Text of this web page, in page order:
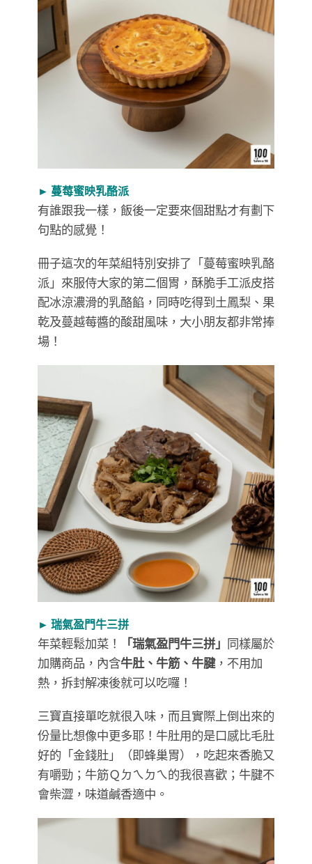
► 蔓莓蜜映乳酪派
有誰跟我一樣，飯後一定要來個甜點才有劃下
句點的感覺！
冊子這次的年菜組特別安排了「蔓莓蜜映乳酪
派」來服侍大家的第二個胃，酥脆手工派皮搭
配冰涼濃滑的乳酪餡，同時吃得到土鳳梨、果
乾及蔓越莓醬的酸甜風味，大小朋友都非常捧
場！
► 瑞氣盈門牛三拼
年菜輕鬆加菜！ 「瑞氣盈門牛三拼」 同樣屬於
加購商品，內含牛肚、牛筋、牛腱，不用加
熱，拆封解凍後就可以吃囉！
三寶直接單吃就很入味，而且實際上倒出來的
份量比想像中更多耶！牛肚用的是口感比毛肚
好的「金錢肚」（即蜂巢胃），吃起來香脆又
有嚼勁；牛筋Ｑㄉㄟㄉㄟ的我很喜歡；牛腱不
會柴澀，味道鹹香適中。